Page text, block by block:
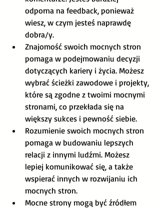
odporna na feedback, ponieważ
wiesz, w czym jesteś naprawdę
dobra/y.
Znajomość swoich mocnych stron
pomaga w podejmowaniu decyzji
dotyczących kariery i życia. Możesz
wybrać ścieżki zawodowe i projekty,
które są zgodne z twoimi mocnymi
stronami, co przekłada się na
większy sukces i pewność siebie.
Rozumienie swoich mocnych stron
pomaga w budowaniu lepszych
relacji z innymi ludźmi. Możesz
lepiej komunikować się, a także
wspierać innych w rozwijaniu ich
mocnych stron.
Mocne strony mogą być źródłem